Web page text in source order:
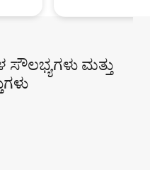
ಸೌಲಭ್ಯಗಳು ಮತ್ತು